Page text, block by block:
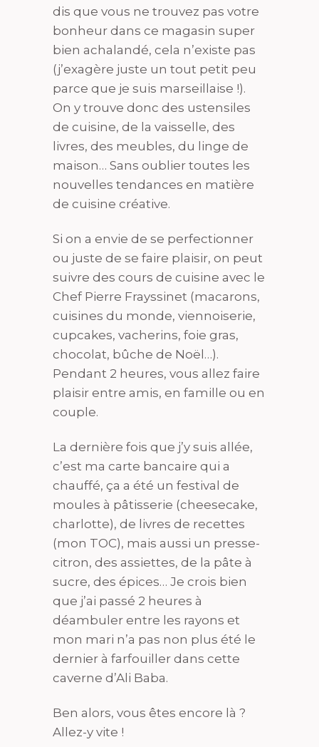
dis que vous ne trouvez pas votre
bonheur dans ce magasin super
bien achalandé, cela n’existe pas
(j’exagère juste un tout petit peu
parce que je suis marseillaise !).
On y trouve donc des ustensiles
de cuisine, de la vaisselle, des
livres, des meubles, du linge de
maison… Sans oublier toutes les
nouvelles tendances en matière
de cuisine créative.
Si on a envie de se perfectionner
ou juste de se faire plaisir, on peut
suivre des cours de cuisine avec le
Chef Pierre Frayssinet (macarons,
cuisines du monde, viennoiserie,
cupcakes, vacherins, foie gras,
chocolat, bûche de Noël…).
Pendant 2 heures, vous allez faire
plaisir entre amis, en famille ou en
couple.
La dernière fois que j’y suis allée,
c’est ma carte bancaire qui a
chauffé, ça a été un festival de
moules à pâtisserie (cheesecake,
charlotte), de livres de recettes
(mon TOC), mais aussi un presse-
citron, des assiettes, de la pâte à
sucre, des épices… Je crois bien
que j’ai passé 2 heures à
déambuler entre les rayons et
mon mari n’a pas non plus été le
dernier à farfouiller dans cette
caverne d’Ali Baba.
Ben alors, vous êtes encore là ?
Allez-y vite !